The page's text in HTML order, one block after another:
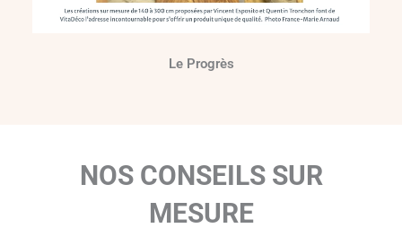
Le Progrès
NOS CONSEILS SUR
MESURE